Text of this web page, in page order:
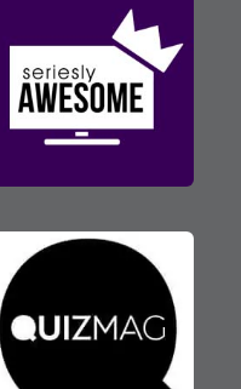
Verkäufen.